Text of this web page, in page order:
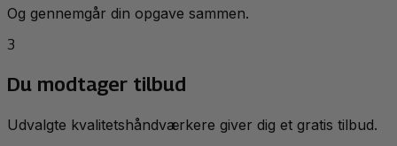
Og gennemgår din opgave sammen.
3
Du modtager tilbud
Udvalgte kvalitetshåndværkere giver dig et gratis tilbud.